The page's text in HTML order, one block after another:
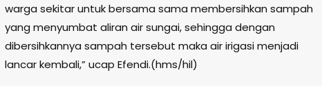
warga sekitar untuk bersama sama membersihkan sampah
yang menyumbat aliran air sungai, sehingga dengan
dibersihkannya sampah tersebut maka air irigasi menjadi
lancar kembali,” ucap Efendi.(hms/hil)